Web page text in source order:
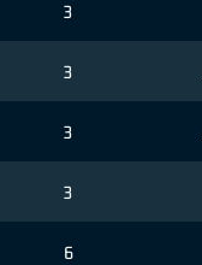
3
3
3
3
6